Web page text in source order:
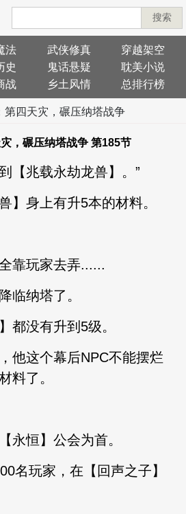
搜索
法 武侠修真
穿越架空
史 鬼话悬疑
耽美小说
战 乡土风情 总排行榜
第四天灾，碾压纳塔战争
，碾压纳塔战争 第185节
兆载永劫龙兽】。”
身上有升5本的材料。
玩家去弄......
纳塔了。
没有升到5级。
这个幕后NPC不能摆烂
料了。
恒】公会为首。
玩家，在【回声之子】